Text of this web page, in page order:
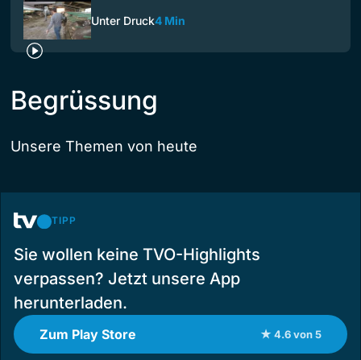
Unter Druck4 Min
Begrüssung
Unsere Themen von heute
TIPP
Sie wollen keine TVO-Highlights
verpassen? Jetzt unsere App
herunterladen.
Zum Play Store ★ 4.6 von 5